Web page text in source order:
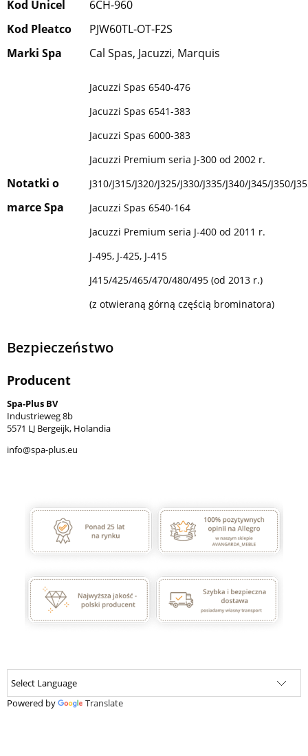
Kod Unicel
6CH-960
Kod Pleatco
PJW60TL-OT-F2S
Marki Spa
Cal Spas, Jacuzzi, Marquis
Notatki o
marce Spa
Jacuzzi Spas 6540-476
Jacuzzi Spas 6541-383
Jacuzzi Spas 6000-383
Jacuzzi Premium seria J-300 od 2002 r.
J310/J315/J320/J325/J330/J335/J340/J345/J350/
Jacuzzi Spas 6540-164
Jacuzzi Premium seria J-400 od 2011 r.
J-495, J-425, J-415
J415/425/465/470/480/495 (od 2013 r.)
(z otwieraną górną częścią brominatora)
Bezpieczeństwo
Producent
Spa-Plus BV
Industrieweg 8b
5571 LJ Bergeijk, Holandia
info@spa-plus.eu
Powered by Translate